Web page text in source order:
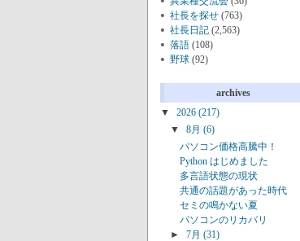
社長を探せ (763)
社長日記 (2,563)
落語 (108)
野球 (92)
archives
▼
2026 (217)
▼
8月 (6)
パソコン価格高騰中！
Python はじめました
多言語状態の現状
共通の話題があった時代
セミの鳴かない夏
パソコンのリカバリ
►
7月 (31)